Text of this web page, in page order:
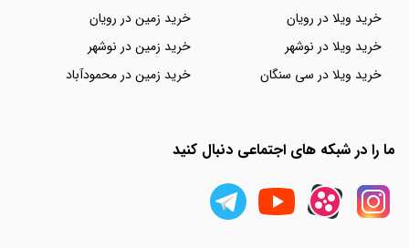
خرید ویلا در رویان
خرید ویلا در نوشهر
خرید ویلا در سی سنگان
خرید زمین در رویان
خرید زمین در نوشهر
خرید زمین در محمودآباد
ما را در شبکه های اجتماعی دنبال کنید